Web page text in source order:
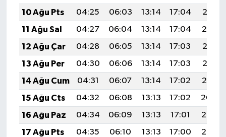
10 Ağu Pts
04:25 06:03 13:14 17:04
20:16
11 Ağu Sal
04:27 06:04 13:14 17:04
20:14
12 Ağu Çar
04:28 06:05 13:14 17:03
20:13
13 Ağu Per
04:30 06:06 13:14 17:03
20:12
14 Ağu Cum
04:31 06:07 13:14 17:02
20:10
15 Ağu Cts
04:32 06:08 13:13 17:02
20:09
16 Ağu Paz
04:34 06:09 13:13 17:01
20:08
17 Ağu Pts
04:35 06:10 13:13 17:00
20:06